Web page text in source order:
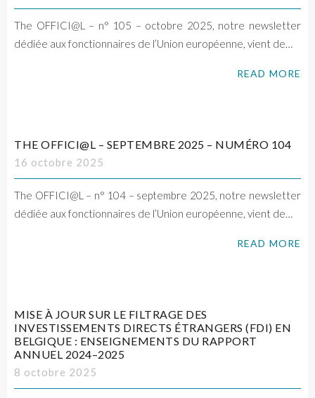
The OFFICI@L – n° 105 – octobre 2025, notre newsletter
dédiée aux fonctionnaires de l’Union européenne, vient de…
READ MORE
THE OFFICI@L – SEPTEMBRE 2025 – NUMÉRO 104
16 octobre 2025
The OFFICI@L – n° 104 – septembre 2025, notre newsletter
dédiée aux fonctionnaires de l’Union européenne, vient de…
READ MORE
MISE À JOUR SUR LE FILTRAGE DES
INVESTISSEMENTS DIRECTS ÉTRANGERS (FDI) EN
BELGIQUE : ENSEIGNEMENTS DU RAPPORT
ANNUEL 2024–2025
8 octobre 2025